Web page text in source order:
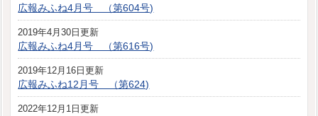
広報みふね4月号 （第604号)
2019年4月30日更新
広報みふね4月号 （第616号)
2019年12月16日更新
広報みふね12月号 （第624)
2022年12月1日更新